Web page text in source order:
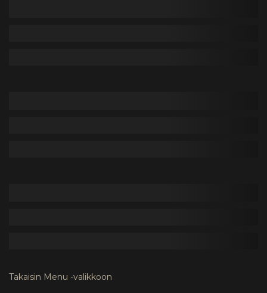
Takaisin Menu -valikkoon